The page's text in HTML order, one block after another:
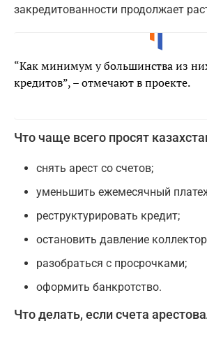
закредитованности продолжает
“Как минимум у большинства из
кредитов”, – отмечают в проекте.
Что чаще всего просят
снять арест со счетов;
уменьшить ежемесячный
реструктурировать кредит;
остановить давление
разобраться с просрочками;
оформить банкротство.
Что делать, если счета